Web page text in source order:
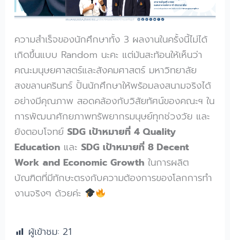
ความสำเร็จของนักศึกษาทั้ง 3 ผลงานในครั้งนี้ไม่ได้
เกิดขึ้นแบบ Random นะคะ แต่มันสะท้อนให้เห็นว่า
คณะมนุษยศาสตร์และสังคมศาสตร์ มหาวิทยาลัย
สงขลานครินทร์ ปั้นนักศึกษาให้พร้อมลงสนามจริงได้
อย่างมีคุณภาพ สอดคล้องกับวิสัยทัศน์ของคณะฯ ใน
การพัฒนาศักยภาพทรัพยากรมนุษย์ทุกช่วงวัย และ
ยังตอบโจทย์SDG เป้าหมายที่ 4 Quality
Education และSDG เป้าหมายที่ 8 Decent
Work and Economic Growth ในการผลิต
บัณฑิตที่มีทักษะตรงกับความต้องการของโลกการทำ
งานจริงๆ ด้วยค่ะ
ผู้เข้าชม: 21